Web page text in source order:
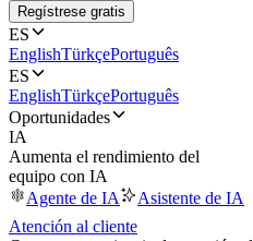
Regístrese gratis
ES
EnglishTürkçePortuguês
ES
EnglishTürkçePortuguês
Oportunidades
IA
Aumenta el rendimiento del
equipo con IA
Agente de IA
Asistente de IA
Atención al cliente